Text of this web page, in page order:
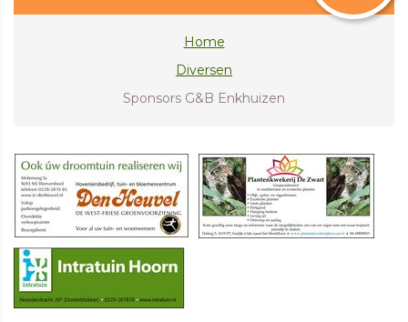
Home
Diversen
Sponsors G&B Enkhuizen